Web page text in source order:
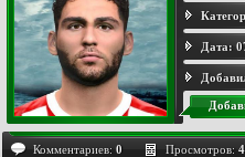
Дата:
Комментариев: 0 Просмотров: